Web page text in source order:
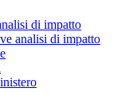
di impatto
analisi di impatto